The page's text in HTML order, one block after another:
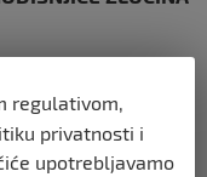
REGISTAR I
I
regulativom,
privatnosti i
upotrebljavamo